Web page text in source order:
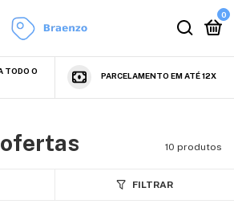
0
TODO O
PARCELAMENTO EM ATÉ 12X
10 produtos
FILTRAR